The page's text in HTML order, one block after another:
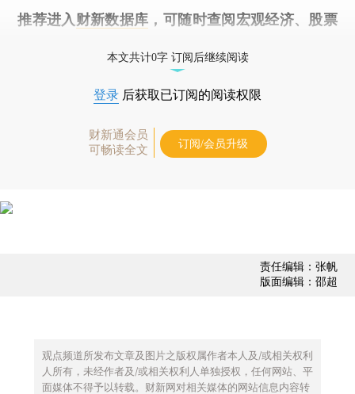
推荐进入 财新数据库 ，可随时查阅宏观经济、股票
本文共计0字 订阅后继续阅读
登录 后获取已订阅的阅读权限
财新通会员
可畅读全文
订阅/会员升级
责任编辑：张帆
版面编辑：邵超
观点频道所发布文章及图片之版权属作者本人及/或相关权利
人所有，未经作者及/或相关权利人单独授权，任何网站、平
面媒体不得予以转载。财新网对相关媒体的网站信息内容转